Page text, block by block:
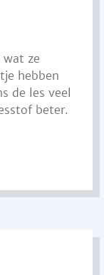
ze
hebben
de les veel
beter.